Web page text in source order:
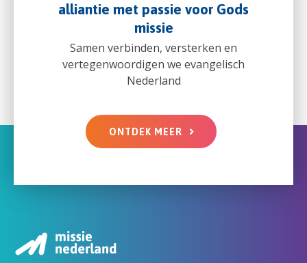
alliantie met passie voor Gods
missie
Samen verbinden, versterken en
vertegenwoordigen we evangelisch
Nederland
ONTDEK MEER